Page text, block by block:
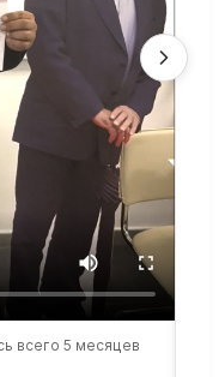
всего 5 месяцев